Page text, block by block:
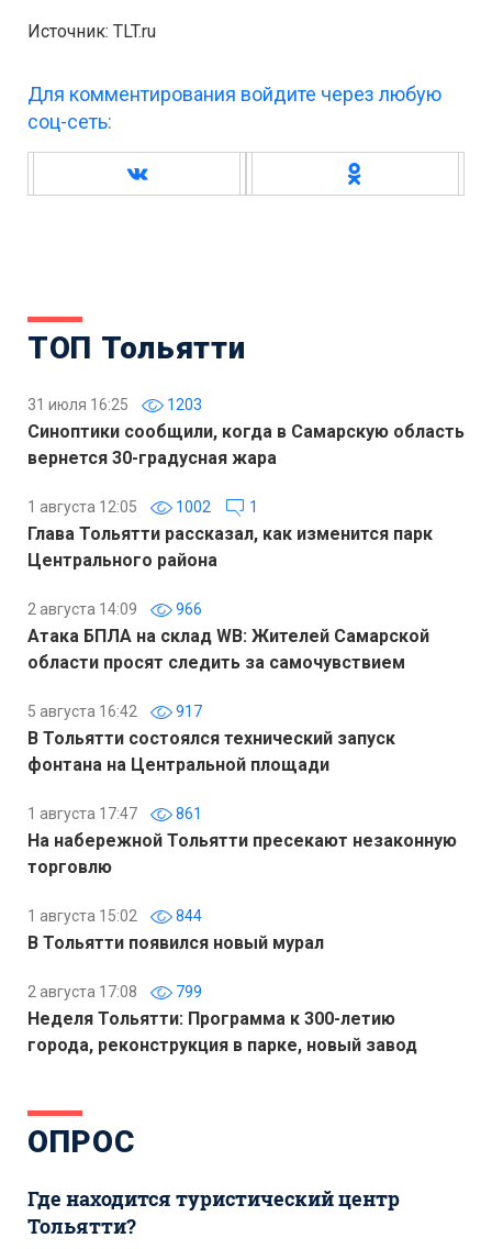
Источник: TLT.ru
Для комментирования войдите через любую
соц-сеть:
ТОП Тольятти
31 июля 16:25 1203
Синоптики сообщили, когда в Самарскую область
вернется 30-градусная жара
1 августа 12:05 1002 1
Глава Тольятти рассказал, как изменится парк
Центрального района
2 августа 14:09 966
Атака БПЛА на склад WB: Жителей Самарской
области просят следить за самочувствием
5 августа 16:42 917
В Тольятти состоялся технический запуск
фонтана на Центральной площади
1 августа 17:47 861
На набережной Тольятти пресекают незаконную
торговлю
1 августа 15:02 844
В Тольятти появился новый мурал
2 августа 17:08 799
Неделя Тольятти: Программа к 300-летию
города, реконструкция в парке, новый завод
ОПРОС
Где находится туристический центр
Тольятти?